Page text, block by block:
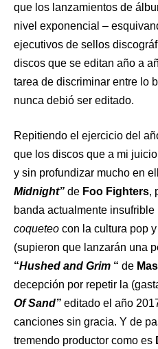
que los lanzamientos de
nivel exponencial –
ejecutivos de sellos
discos que se editan año a
tarea de discriminar entre lo
nunca debió ser editado.
Repitiendo el ejercicio del
que los discos que a mi
y sin profundizar mucho en
Midnight” de Foo Fighters,
banda actualmente
coqueteo con la cultura pop
(supieron que lanzarán una
“Hushed and Grim “ de
decepción por repetir la
Of Sand” editado el año
canciones sin gracia. Y de
tremendo productor como es